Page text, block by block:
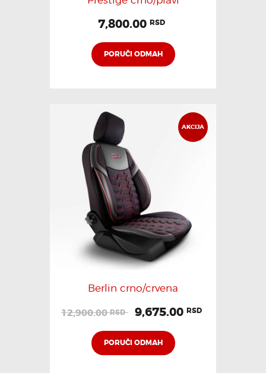
7,800.00 RSD
PORUČI ODMAH
AKCIJA
Berlin crno/crvena
12,900.00RSD 9,675.00 RSD
PORUČI ODMAH